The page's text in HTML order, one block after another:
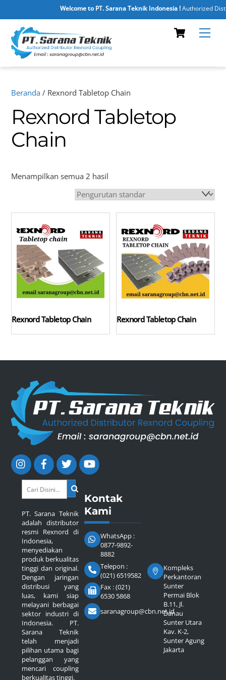
Welcome to PT. Sarana Teknik Indonesia !Authorized
content
Cart
Beranda / Rexnord Tabletop Chain
Rexnord Tabletop
Chain
Menampilkan semua 2 hasil
Rexnord Tabletop Chain Rexnord Tabletop Chain
PT. Sarana Teknik
adalah distributor
resmi Rexnord di
Indonesia,
menyediakan
produk berkualitas
tinggi dan original.
Dengan jaringan
distribusi yang
luas, kami siap
melayani berbagai
sektor industri di
Indonesia. PT.
Sarana Teknik
telah menjadi
pilihan utama bagi
pelanggan yang
mencari coupling
berkualitas tinggi.
Kontak
Kami
WhatsApp :
0877-9892-
8882
Telepon :
(021) 6519582
Fax : (021)
6530 5868
saranagroup@cbn.net.id
Kompleks
Perkantoran
Sunter
Permai Blok
B.11, Jl.
Danau
Sunter Utara
Kav. K-2,
Sunter Agung
Jakarta